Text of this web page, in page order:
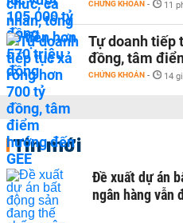
CHỨNG KHOÁN - 11
Tự doanh tiếp
đồng, tâm
CHỨNG KHOÁN - 14
Tin mới
Đề xuất dự án
ngân hàng vẫn